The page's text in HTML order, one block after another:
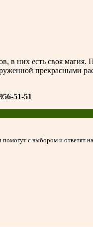
них есть своя магия.
прекрасными
51-51
с выбором и ответят